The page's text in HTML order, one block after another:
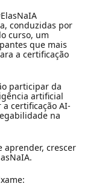
conduzidas por
curso, um
que mais
a certificação
participar da
artificial
certificação AI-
na
aprender, crescer